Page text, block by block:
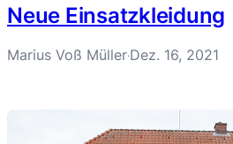
Neue Einsatzkleidung
Marius Voß Müller·Dez. 16, 2021